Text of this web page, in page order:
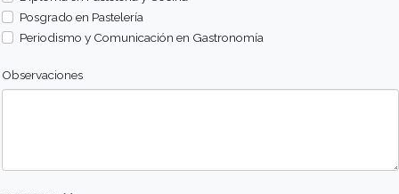
Campos de Acción
Más Información